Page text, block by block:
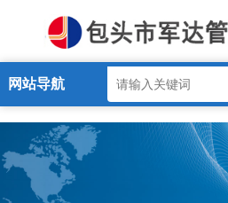
PT.COM
网站导航